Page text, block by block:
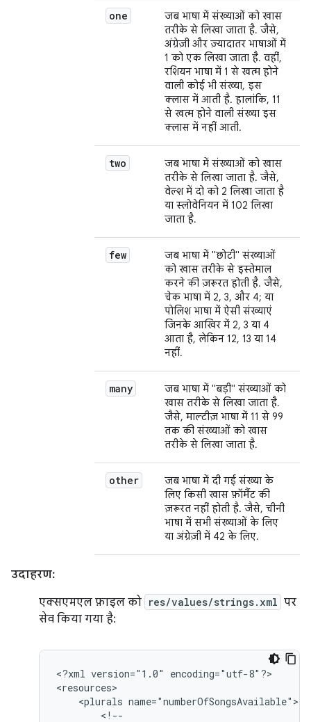
one
जब भाषा में संख्याओं को खास
तरीके से लिखा जाता है. जैसे,
अंग्रेज़ी और ज़्यादातर भाषाओं में
1 को एक लिखा जाता है. वहीं,
रशियन भाषा में 1 से खत्म होने
वाली कोई भी संख्या, इस
क्लास में आती है. हालांकि, 11
से खत्म होने वाली संख्या इस
क्लास में नहीं आती.
two
जब भाषा में संख्याओं को खास
तरीके से लिखा जाता है. जैसे,
वेल्श में दो को 2 लिखा जाता है
या स्लोवेनियन में 102 लिखा
जाता है.
few
जब भाषा में "छोटी" संख्याओं
को खास तरीके से इस्तेमाल
करने की ज़रूरत होती है. जैसे,
चेक भाषा में 2, 3, और 4; या
पोलिश भाषा में ऐसी संख्याएं
जिनके आखिर में 2, 3 या 4
आता है, लेकिन 12, 13 या 14
नहीं.
many
जब भाषा में "बड़ी" संख्याओं को
खास तरीके से लिखा जाता है.
जैसे, माल्टीज़ भाषा में 11 से 99
तक की संख्याओं को खास
तरीके से लिखा जाता है.
other
जब भाषा में दी गई संख्या के
लिए किसी खास फ़ॉर्मैट की
ज़रूरत नहीं होती है. जैसे, चीनी
भाषा में सभी संख्याओं के लिए
या अंग्रेज़ी में 42 के लिए.
उदाहरण:
एक्सएमएल फ़ाइल को res/values/strings.xml पर
सेव किया गया है:
<?xml version="1.0"
encoding="utf-8"?>
<plurals